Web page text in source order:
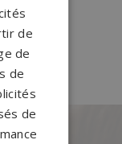
de
de
de
de